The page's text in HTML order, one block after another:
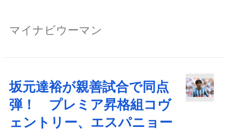
マイナビウーマン
坂元達裕が親善試合で同点
弾！ プレミア昇格組コヴ
ェントリー、エスパニョー